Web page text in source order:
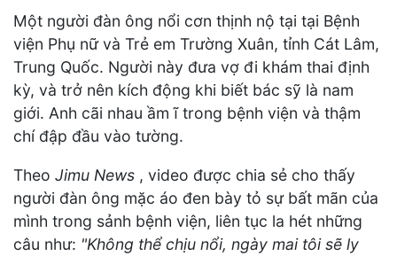
Một người đàn ông nổi cơn thịnh nộ tại tại Bệnh
viện Phụ nữ và Trẻ em Trường Xuân, tỉnh Cát Lâm,
Trung Quốc. Người này đưa vợ đi khám thai định
kỳ, và trở nên kích động khi biết bác sỹ là nam
giới. Anh cãi nhau ầm ĩ trong bệnh viện và thậm
chí đập đầu vào tường.
Theo Jimu News , video được chia sẻ cho thấy
người đàn ông mặc áo đen bày tỏ sự bất mãn của
mình trong sảnh bệnh viện, liên tục la hét những
câu như: "Không thể chịu nổi, ngày mai tôi sẽ ly